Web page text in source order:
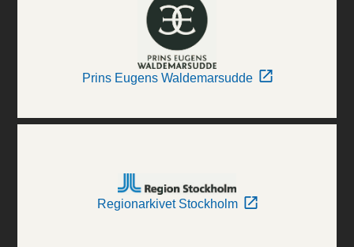
Prins Eugens Waldemarsudde
Regionarkivet Stockholm